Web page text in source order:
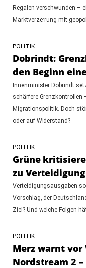
Regalen verschwunden –
Marktverzerrung mit
POLITIK
Dobrindt:
den Beginn
Innenminister Dobrindt
schärfere Grenzkontrollen
Migrationspolitik. Doch
oder auf Widerstand?
POLITIK
Grüne
zu
Verteidigungsausgaben
Vorschlag, der
Ziel? Und welche Folgen
POLITIK
Merz warnt vor
Nordstream 2